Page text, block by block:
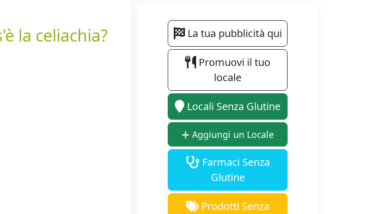
la celiachia? La tua pubblicità qui
Promuovi il tuo
locale
Locali Senza Glutine
Aggiungi un Locale
Farmaci Senza
Glutine
Prodotti Senza